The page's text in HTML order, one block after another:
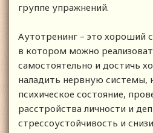
группе упражнений.
Аутотренинг – это хороший
в котором можно
самостоятельно и достичь
наладить нервную системы,
психическое состояние,
расстройства личности и
стрессоустойчивость и